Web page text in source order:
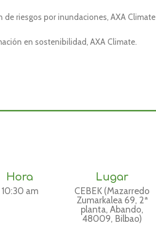
de riesgos por inundaciones, AXA Climate
en sostenibilidad, AXA Climate.
Hora
10:30 am
Lugar
CEBEK (Mazarredo
Zumarkalea 69, 2ª
planta, Abando,
48009, Bilbao)